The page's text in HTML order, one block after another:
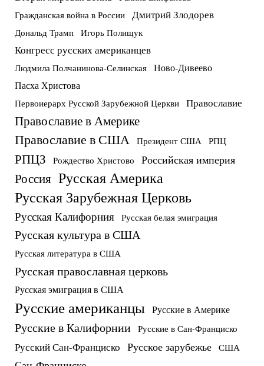
Гражданская война в России Дмитрий Злодорев
Дональд Трамп Игорь Полищук
Конгресс русских американцев
Людмила Полчанинова-Селинская Ново-Дивеево
Пасха Христова
Первоиерарх Русской Зарубежной Церкви Православие
Православие в Америке
Православие в США Президент США РПЦ
РПЦЗ Рождество Христово Российская империя
Россия Русская Америка
Русская Зарубежная Церковь
Русская Калифорния Русская белая эмиграция
Русская культура в США
Русская литература в США
Русская православная церковь
Русская эмиграция в США
Русские американцы Русские в Америке
Русские в Калифорнии Русские в Сан-Франциско
Русский Сан-Франциско Русское зарубежье США